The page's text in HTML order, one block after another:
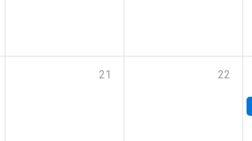
21 22